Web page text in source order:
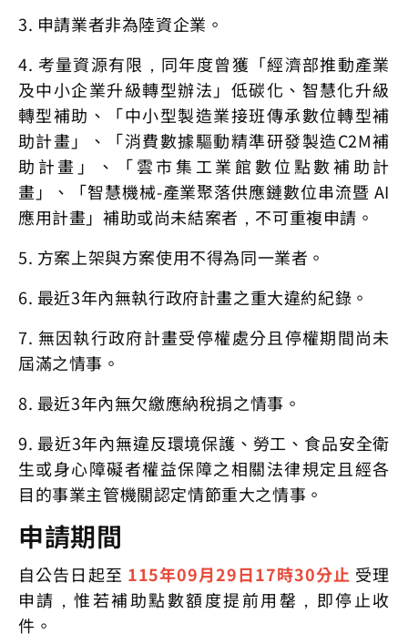
3. 申請業者非為陸資企業。
4. 考量資源有限，同年度曾獲「經濟部推動產業
及中小企業升級轉型辦法」低碳化、智慧化升級
轉型補助、「中小型製造業接班傳承數位轉型補
助計畫」、「消費數據驅動精準研發製造C2M補
助計畫」、「雲市集工業館數位點數補助計
畫」、「智慧機械-產業聚落供應鏈數位串流暨 AI
應用計畫」補助或尚未結案者，不可重複申請。
5. 方案上架與方案使用不得為同一業者。
6. 最近3年內無執行政府計畫之重大違約紀錄。
7. 無因執行政府計畫受停權處分且停權期間尚未
屆滿之情事。
8. 最近3年內無欠繳應納稅捐之情事。
9. 最近3年內無違反環境保護、勞工、食品安全衛
生或身心障礙者權益保障之相關法律規定且經各
目的事業主管機關認定情節重大之情事。
申請期間
自公告日起至 115年09月29日17時30分止 受理
申請，惟若補助點數額度提前用罄，即停止收
件。